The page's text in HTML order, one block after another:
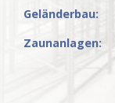
Geländerbau:
Zaunanlagen: